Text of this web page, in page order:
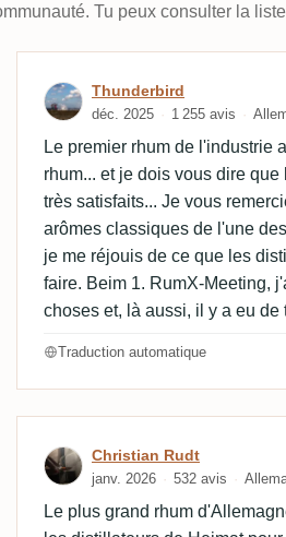
Tu peux consulter la
Avis deThunderbird
déc. 2025 1 255 avis
Le premier rhum de l'industrie
rhum... et je dois vous dire
très satisfaits... Je vous
arômes classiques de l'une
je me réjouis de ce que les
faire. Beim 1. RumX-Meeting,
choses et, là aussi, il y a eu de
Traduction automatique
Avis de Christian
Christian Rudt
janv. 2026 532 avis
Le plus grand rhum